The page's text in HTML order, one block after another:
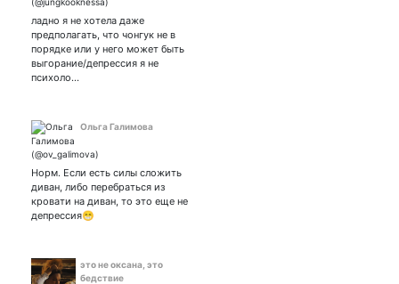
ладно я не хотела даже
предполагать, что чонгук не в
порядке или у него может быть
выгорание/депрессия я не
психоло…
Ольга Галимова
Норм. Если есть силы сложить
диван, либо перебраться из
кровати на диван, то это еще не
депрессия😁
это не оксана, это
бедствие